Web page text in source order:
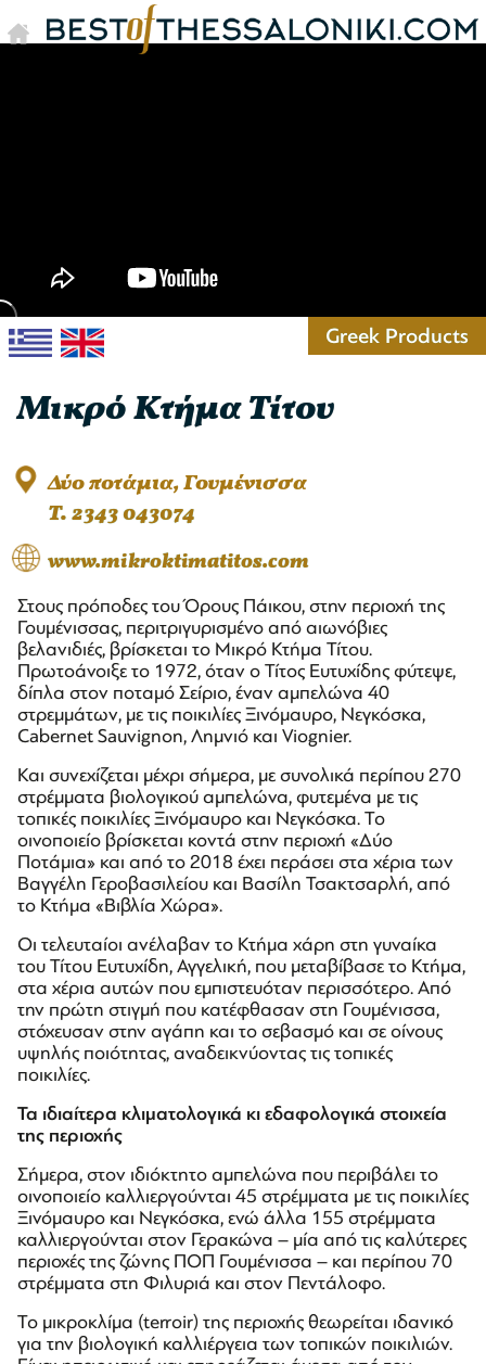
Greek Products
Μικρό Κτήμα Τίτου
Δύο ποτάμια, Γουμένισσα
T. 2343 043074
www.mikroktimatitos.com
Στους πρόποδες του Όρους Πάικου, στην περιοχή της
Γουμένισσας, περιτριγυρισμένο από αιωνόβιες
βελανιδιές, βρίσκεται το Μικρό Κτήμα Τίτου.
Πρωτοάνοιξε το 1972, όταν ο Τίτος Ευτυχίδης φύτεψε,
δίπλα στον ποταμό Σείριο, έναν αμπελώνα 40
στρεμμάτων, με τις ποικιλίες Ξινόμαυρο, Νεγκόσκα,
Cabernet Sauvignon, Λημνιό και Viognier.
Και συνεχίζεται μέχρι σήμερα, με συνολικά περίπου 270
στρέμματα βιολογικού αμπελώνα, φυτεμένα με τις
τοπικές ποικιλίες Ξινόμαυρο και Νεγκόσκα. Το
οινοποιείο βρίσκεται κοντά στην περιοχή «Δύο
Ποτάμια» και από το 2018 έχει περάσει στα χέρια των
Βαγγέλη Γεροβασιλείου και Βασίλη Τσακτσαρλή, από
το Κτήμα «Βιβλία Χώρα».
Οι τελευταίοι ανέλαβαν το Κτήμα χάρη στη γυναίκα
του Τίτου Ευτυχίδη, Αγγελική, που μεταβίβασε το Κτήμα,
στα χέρια αυτών που εμπιστευόταν περισσότερο. Από
την πρώτη στιγμή που κατέφθασαν στη Γουμένισσα,
στόχευσαν στην αγάπη και το σεβασμό και σε οίνους
υψηλής ποιότητας, αναδεικνύοντας τις τοπικές
ποικιλίες.
Τα ιδιαίτερα κλιματολογικά κι εδαφολογικά στοιχεία
της περιοχής
Σήμερα, στον ιδιόκτητο αμπελώνα που περιβάλει το
οινοποιείο καλλιεργούνται 45 στρέμματα με τις ποικιλίες
Ξινόμαυρο και Νεγκόσκα, ενώ άλλα 155 στρέμματα
καλλιεργούνται στον Γερακώνα – μία από τις καλύτερες
περιοχές της ζώνης ΠΟΠ Γουμένισσα – και περίπου 70
στρέμματα στη Φιλυριά και στον Πεντάλοφο.
Το μικροκλίμα (terroir) της περιοχής θεωρείται ιδανικό
για την βιολογική καλλιέργεια των τοπικών ποικιλιών.